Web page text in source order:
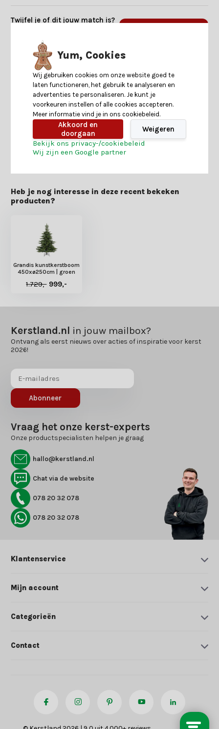
Twijfel je of dit jouw match is?
Productomschrijving
Specificaties
Heb je nog interesse in deze recent bekeken
producten?
Grandis kunstkerstboom
450xø250cm | groen
1.729,- 999,-
Kerstland.nl in jouw mailbox?
Ontvang als eerst nieuws over acties of inspiratie voor kerst
2026!
Abonneer
Vraag het onze kerst-experts
Onze productspecialisten helpen je graag
hallo@kerstland.nl
Chat via de website
078 20 32 078
078 20 32 078
Klantenservice
Mijn account
Categorieën
Contact
Yum, Cookies
Wij gebruiken cookies om onze website goed te
laten functioneren, het gebruik te analyseren en
advertenties te personaliseren. Je kunt je
voorkeuren instellen of alle cookies accepteren.
Meer informatie vind je in ons cookiebeleid.
Akkoord en
doorgaan
Weigeren
Bekijk ons privacy-/cookiebeleid
Wij zijn een Google partner